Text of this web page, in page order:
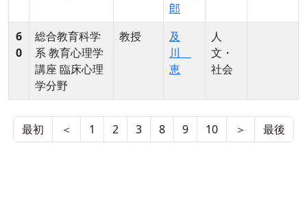
郎
6
0
総合教育科学
系 教育心理学
講座 臨床心理
学分野
教授
及
川
恵
人
文・
社会
最初 ＜ 1 2 3 8 9 10 ＞ 最後